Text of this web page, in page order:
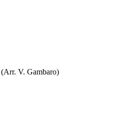
V. Gambaro)